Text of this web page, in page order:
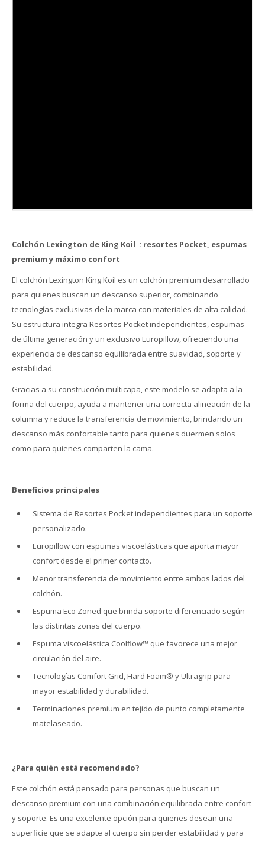
Colchón Lexington de King Koil : resortes Pocket, espumas
premium y máximo confort
El colchón Lexington King Koil es un colchón premium desarrollado
para quienes buscan un descanso superior, combinando
tecnologías exclusivas de la marca con materiales de alta calidad.
Su estructura integra Resortes Pocket independientes, espumas
de última generación y un exclusivo Europillow, ofreciendo una
experiencia de descanso equilibrada entre suavidad, soporte y
estabilidad.
Gracias a su construcción multicapa, este modelo se adapta a la
forma del cuerpo, ayuda a mantener una correcta alineación de la
columna y reduce la transferencia de movimiento, brindando un
descanso más confortable tanto para quienes duermen solos
como para quienes comparten la cama.
Beneficios principales
Sistema de Resortes Pocket independientes para un soporte
personalizado.
Europillow con espumas viscoelásticas que aporta mayor
confort desde el primer contacto.
Menor transferencia de movimiento entre ambos lados del
colchón.
Espuma Eco Zoned que brinda soporte diferenciado según
las distintas zonas del cuerpo.
Espuma viscoelástica Coolflow™ que favorece una mejor
circulación del aire.
Tecnologías Comfort Grid, Hard Foam® y Ultragrip para
mayor estabilidad y durabilidad.
Terminaciones premium en tejido de punto completamente
matelaseado.
¿Para quién está recomendado?
Este colchón está pensado para personas que buscan un
descanso premium con una combinación equilibrada entre confort
y soporte. Es una excelente opción para quienes desean una
superficie que se adapte al cuerpo sin perder estabilidad y para